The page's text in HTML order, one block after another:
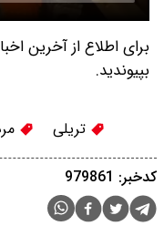
برای اطلاع از آخرین
بپیوندید.
تریلی‌
کدخبر: 979861